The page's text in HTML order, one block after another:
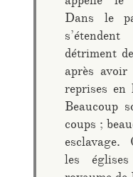
Dans le
détriment
après
reprises
Beaucoup
coups ;
les